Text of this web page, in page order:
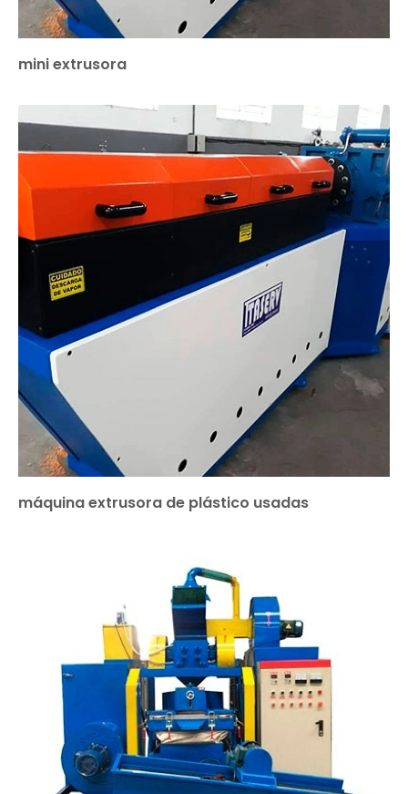
mini extrusora
máquina extrusora de plástico usadas